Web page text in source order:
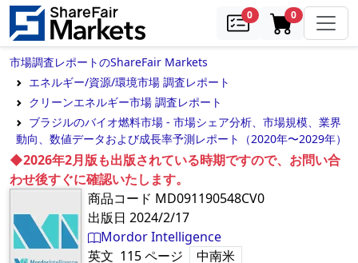
0samples0in cart
市場調査レポートのShareFair Markets
エネルギー/資源/環境市場 調査レポート
クリーンエネルギー市場 調査レポート
ブラジルのバイオ燃料市場 - 市場シェア分析、市場規模、業界
動向、数値データおよび成長率予測レポート（2020年〜2029年）
◆2026年2月版も出版されている時期ですので、お問い合
わせ後すぐに確認いたします。
商品コード MD091190548CV0
出版日 2024/2/17
Mordor Intelligence
英文 115ページ 中南米